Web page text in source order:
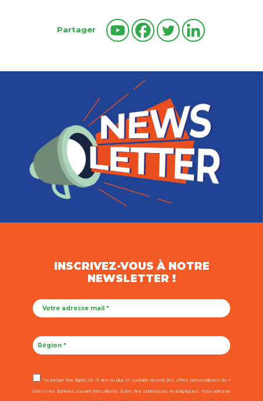
Partager
INSCRIVEZ-VOUS À NOTRE
NEWSLETTER !
"Je déclare être âgé(e) de 16 ans ou plus et souhaite recevoir des offres personnalisées de «
l’afa », mes données pouvant être utilisées à des fins statistiques et analytiques". Votre adresse